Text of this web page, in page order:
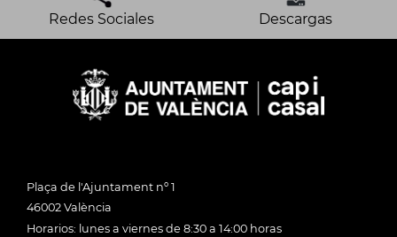
Redes Sociales Descargas
Plaça de l'Ajuntament nº 1
46002 València
Horarios: lunes a viernes de 8:30 a 14:00 horas